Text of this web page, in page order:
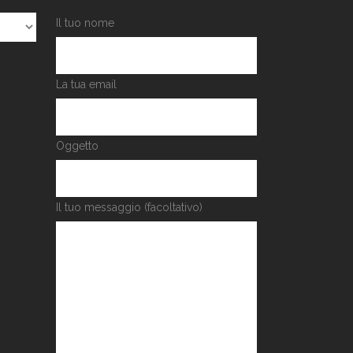
Il tuo nome
La tua email
Oggetto
Il tuo messaggio (facoltativo)